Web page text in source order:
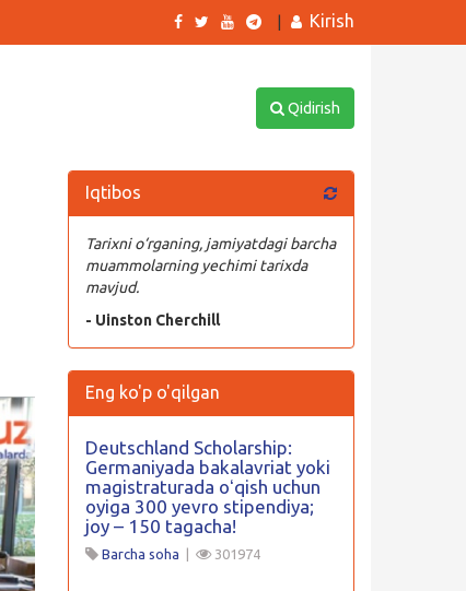
Kirish
Qidirish
Iqtibos
Tarixni o‘rganing, jamiyatdagi barcha
muammolarning yechimi tarixda
mavjud.
- Uinston Cherchill
Eng ko'p o'qilgan
Deutschland Scholarship:
Germaniyada bakalavriat yoki
magistraturada oʻqish uchun
oyiga 300 yevro stipendiya;
joy – 150 tagacha!
Barcha soha 301974